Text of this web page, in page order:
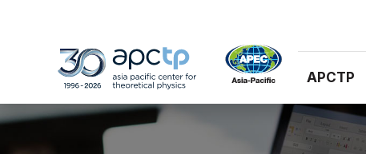
APCTP